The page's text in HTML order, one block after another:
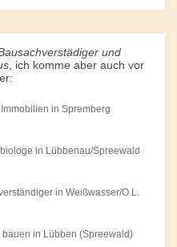
und
, ich komme aber auch vor
Immobilien in Spremberg
in Lübbenau/Spreewald
in Weißwasser/O.L.
bauen in Lübben (Spreewald)